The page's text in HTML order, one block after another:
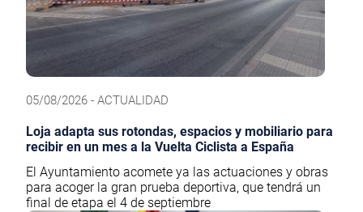
05/08/2026 - ACTUALIDAD
Loja adapta sus rotondas, espacios y mobiliario para
recibir en un mes a la Vuelta Ciclista a España
El Ayuntamiento acomete ya las actuaciones y obras
para acoger la gran prueba deportiva, que tendrá un
final de etapa el 4 de septiembre